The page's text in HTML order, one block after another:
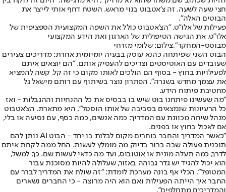
חצי שעה לשעה. זה צ'אטבוט בנוי מראש. השטח דחף אותי לייצר את
הבוטים האלה".
פעילות של אלו"ט. "הצ'אטבוט כולל את השפה המקצועית הספציפית של
אלו"ט, את הגישה הטיפולית של הארגון ואת הידע המקצועי
מבוסס-המחקר",צילום: שלומי מזרחי
הבוט השני שפיתחה כהנא עוסק בבעיה יומיומית אחרת: מדריכים צעירים
שעובדים עם האוטיסטים וצריכים להעסיק אותם. "הם יוצאים איתם
לפעילויות בחוץ - בסוף הם הולכים לאותו מקום כי זה קל. קשה להמציא
את עצמך מחדש בשגרה". הפתרון נוצר בשיתוף עם רותם מישאל גל
מחטיבת פיתוח הידע.
"מה שעשינו פיתחנו בוט שיש בו בבסיס את כל ההנחיות וההגבלות - ואז
כל הרעיונות שנמצאים בסביבה של אותו הוסטל", היא מתארת. הצ'אטבוט
מנהל שיחה מכוונת עם המדריך: כמה אנשים, כמה כסף, עם נסיעה או בלי,
אם לאכול בחוץ או בפנים.
"כאשר המדריך והחבר בוחרים מקום לבלות בו יחד - הבוט AI נותן להם
תוכנית פעולה שבה ברור בדיוק מה מומלץ לעשות. החל ממה לקחת איתם
לדרך, כמה תעלה מונית או אוטובוס, ועד מה כדאי לעשות שם. כך, למשל,
הוא יכול להגיד יש גדר גבוהה באזור, שעלולה להיות מסוכנת עבור
המטופל". הכלי אף בונה מערכת לומדת: "זה שולח את המדריך לברר עם
החבר איך הייתה הפעילות ואם הוא היה מרוצה - כי החברים נשארים